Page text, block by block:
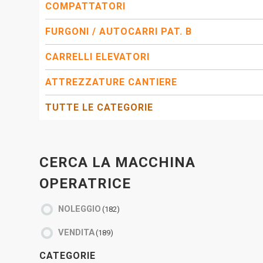
COMPATTATORI
FURGONI / AUTOCARRI PAT. B
CARRELLI ELEVATORI
ATTREZZATURE CANTIERE
TUTTE LE CATEGORIE
CERCA LA MACCHINA
OPERATRICE
NOLEGGIO (182)
VENDITA(189)
CATEGORIE